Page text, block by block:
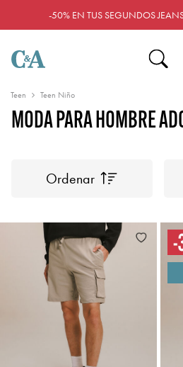
-50% EN TUS SEGUNDOS
Teen Teen Niño
MODA PARA HOMBRE
Ordenar